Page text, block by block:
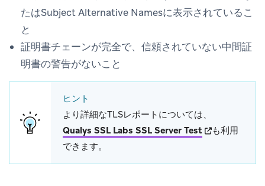
たはSubject Alternative Namesに表示されているこ
と
証明書チェーンが完全で、信頼されていない中間証
明書の警告がないこと
ヒント
より詳細なTLSレポートについては、
Qualys SSL Labs SSL Server Test(opens in new
も利用
できます。